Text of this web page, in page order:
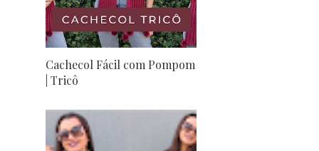
Cachecol Fácil com Pompom
| Tricô